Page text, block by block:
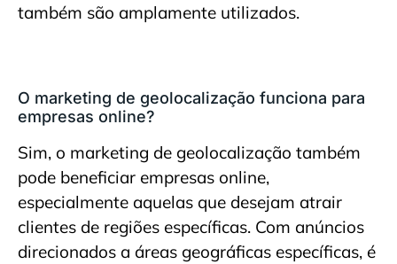
também são amplamente utilizados.
O marketing de geolocalização funciona para
empresas online?
Sim, o marketing de geolocalização também
pode beneficiar empresas online,
especialmente aquelas que desejam atrair
clientes de regiões específicas. Com anúncios
direcionados a áreas geográficas específicas, é